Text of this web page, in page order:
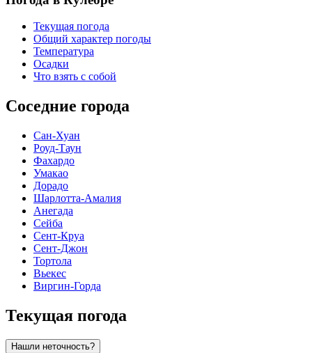
Текущая погода
Общий характер погоды
Температура
Осадки
Что взять с собой
Соседние города
Сан-Хуан
Роуд-Таун
Фахардо
Умакао
Дорадо
Шарлотта-Амалия
Анегада
Сейба
Сент-Круа
Сент-Джон
Тортола
Вьекес
Виргин-Горда
Текущая погода
Нашли неточность?